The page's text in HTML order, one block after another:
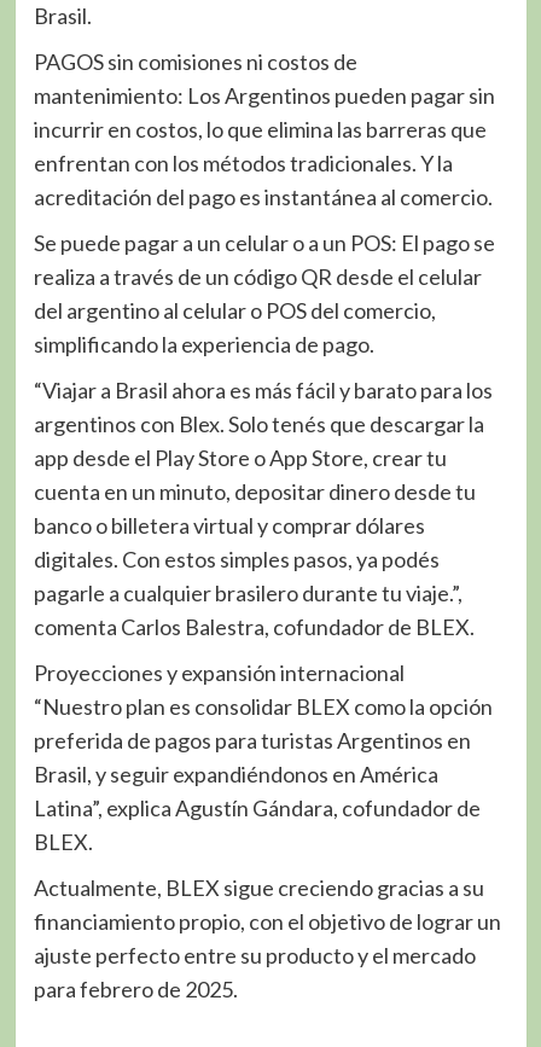
Brasil.
PAGOS sin comisiones ni costos de
mantenimiento: Los Argentinos pueden pagar sin
incurrir en costos, lo que elimina las barreras que
enfrentan con los métodos tradicionales. Y la
acreditación del pago es instantánea al comercio.
Se puede pagar a un celular o a un POS: El pago se
realiza a través de un código QR desde el celular
del argentino al celular o POS del comercio,
simplificando la experiencia de pago.
“Viajar a Brasil ahora es más fácil y barato para los
argentinos con Blex. Solo tenés que descargar la
app desde el Play Store o App Store, crear tu
cuenta en un minuto, depositar dinero desde tu
banco o billetera virtual y comprar dólares
digitales. Con estos simples pasos, ya podés
pagarle a cualquier brasilero durante tu viaje.”,
comenta Carlos Balestra, cofundador de BLEX.
Proyecciones y expansión internacional
“Nuestro plan es consolidar BLEX como la opción
preferida de pagos para turistas Argentinos en
Brasil, y seguir expandiéndonos en América
Latina”, explica Agustín Gándara, cofundador de
BLEX.
Actualmente, BLEX sigue creciendo gracias a su
financiamiento propio, con el objetivo de lograr un
ajuste perfecto entre su producto y el mercado
para febrero de 2025.